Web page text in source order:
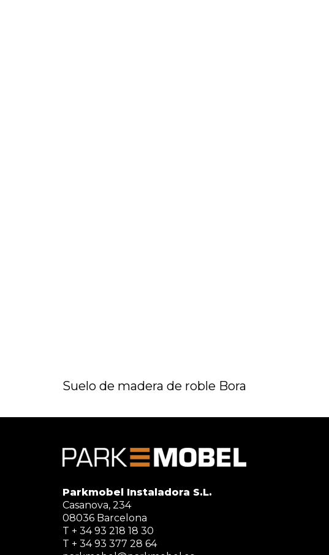
Suelo de madera de roble Bora
Parkmobel Instaladora S.L.
Casanova, 234
08036 Barcelona
T + 34 93 218 18 30
T + 34 93 377 28 64